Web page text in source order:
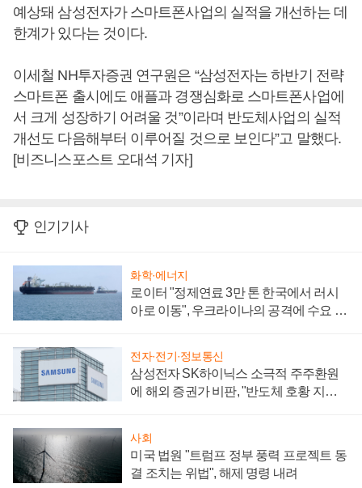
예상돼 삼성전자가 스마트폰사업의 실적을 개선하는 데
한계가 있다는 것이다.
이세철 NH투자증권 연구원은 “삼성전자는 하반기 전략
스마트폰 출시에도 애플과 경쟁심화로 스마트폰사업에
서 크게 성장하기 어려울 것”이라며 반도체사업의 실적
개선도 다음해부터 이루어질 것으로 보인다”고 말했다.
[비즈니스포스트 오대석 기자]
인기기사
화학·에너지
로이터 "정제연료 3만 톤 한국에서 러시
아로 이동", 우크라이나의 공격에 수요 늘
전자·전기·정보통신
삼성전자 SK하이닉스 소극적 주주환원
에 해외 증권가 비판, "반도체 호황 지속
사회
미국 법원 "트럼프 정부 풍력 프로젝트 동
결 조치는 위법", 해제 명령 내려